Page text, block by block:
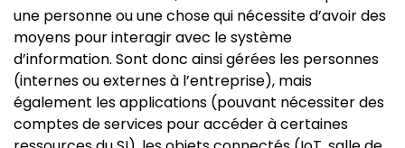
une personne ou une chose qui nécessite d’avoir des
moyens pour interagir avec le système
d’information. Sont donc ainsi gérées les personnes
(internes ou externes à l’entreprise), mais
également les applications (pouvant nécessiter des
comptes de services pour accéder à certaines